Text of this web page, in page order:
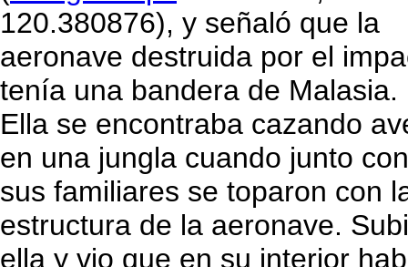
120.380876), y señaló que la
aeronave destruida por el
tenía una bandera de Malasia.
Ella se encontraba cazando
en una jungla cuando junto con
sus familiares se toparon con
estructura de la aeronave.
ella y vio que en su interior